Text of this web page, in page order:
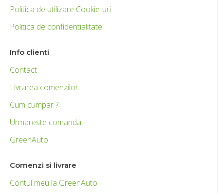
Politica de utilizare Cookie-uri
Politica de confidentialitate
Info clienti
Contact
Livrarea comenzilor
Cum cumpar ?
Urmareste comanda
GreenAuto
Comenzi si livrare
Contul meu la GreenAuto